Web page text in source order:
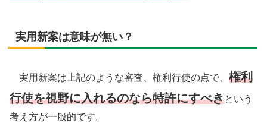
実用新案は意味が無い？
実用新案は上記のような審査、権利行使の点で、 権利
行使を視野に入れるのなら特許にすべきという
考え方が一般的です。